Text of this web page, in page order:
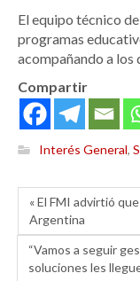
El equipo técnico
programas
acompañando a los
Compartir
Interés General,
« El FMI advirtió
Argentina
“Vamos a seguir
soluciones les